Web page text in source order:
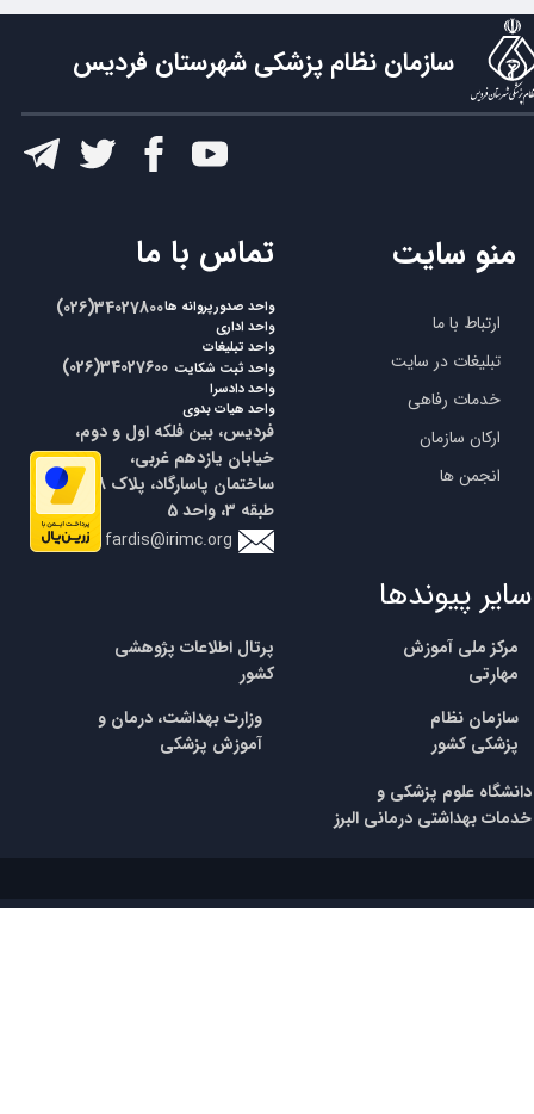
سازمان نظام پزشکی شهرستان فردیس
ارتباط با ما
تبلیغات در سایت
خدمات رفاهی
ارکان سازمان
انجمن ها
منو سایت ​تماس با ما
​​(026)34027800
fardis@irimc.org
​​(026)34027600
واحد صدورپروانه ها
واحد اداری
واحد تبلیغات
واحد ثبت شکایت
واحد دادسرا
واحد هیات بدوی
فردیس، بین فلکه اول و دوم،
خیابان یازدهم غربی،
طبقه 3، واحد 5
سایر پیوندها
پرتال اطلاعات پژوهشی
کشور
مرکز ملی آموزش
مهارتی
​سازمان نظام
پزشکیکشور
وزارت بهداشت، درمان و
آموزش پزشکی
​​دانشگاه علوم پزشکی و
خدمات بهداشتی درمانی البرز